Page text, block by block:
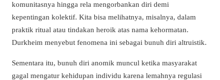
komunitasnya hingga rela mengorbankan diri demi
kepentingan kolektif. Kita bisa melihatnya, misalnya, dalam
praktik ritual atau tindakan heroik atas nama kehormatan.
Durkheim menyebut fenomena ini sebagai bunuh diri altruistik.
Sementara itu, bunuh diri anomik muncul ketika masyarakat
gagal mengatur kehidupan individu karena lemahnya regulasi